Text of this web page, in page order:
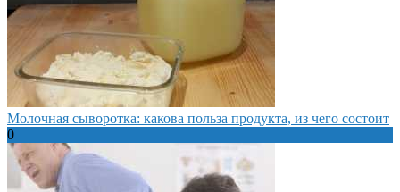
Молочная сыворотка: какова польза продукта, из чего состоит
0